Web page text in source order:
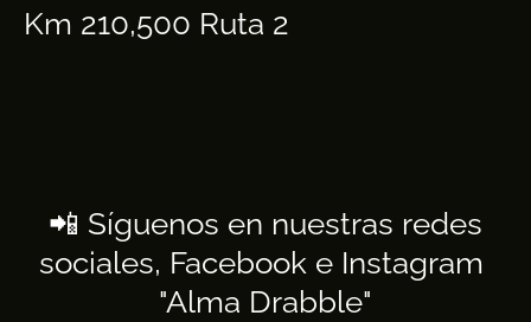
Km 210,500 Ruta 2
📲 Síguenos en nuestras redes
sociales, Facebook e Instagram
"Alma Drabble"